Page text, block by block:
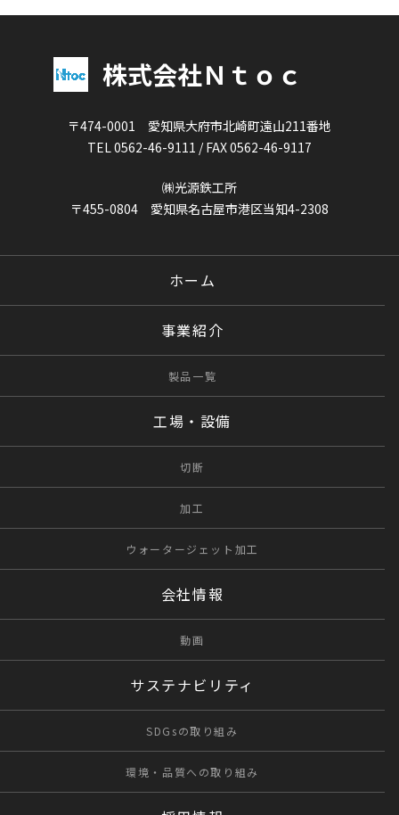
株式会社Ｎｔｏｃ
〒474-0001 愛知県大府市北崎町遠山211番地
TEL 0562-46-9111 / FAX 0562-46-9117
㈱光源鉄工所
〒455-0804 愛知県名古屋市港区当知4-2308
ホーム
事業紹介
製品一覧
工場・設備
切断
加工
ウォータージェット加工
会社情報
動画
サステナビリティ
SDGsの取り組み
環境・品質への取り組み